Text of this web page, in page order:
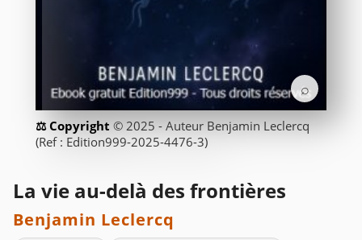
⌕
© 2025 - Auteur Benjamin Leclercq
(Ref : Edition999-2025-4476-3)
La vie au-delà des frontières
Benjamin Leclercq